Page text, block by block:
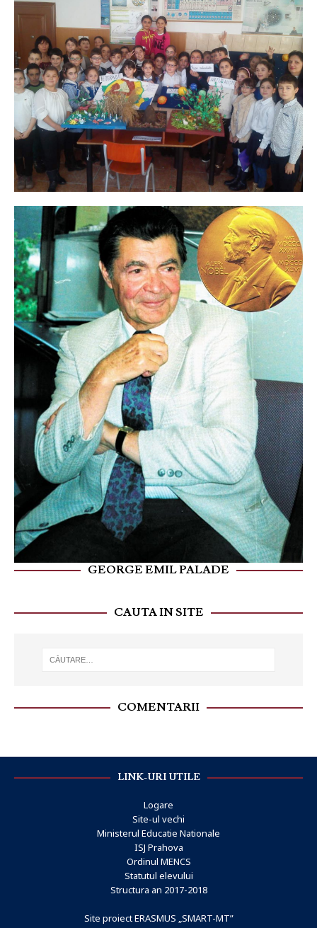
GEORGE EMIL PALADE
CAUTA IN SITE
COMENTARII
LINK-URI UTILE
Logare
Site-ul vechi
Ministerul Educatie Nationale
ISJ Prahova
Ordinul MENCS
Statutul elevului
Structura an 2017-2018
Site proiect ERASMUS „SMART-MT”